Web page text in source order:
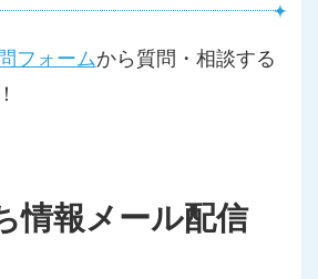
フォームから質問・相談する
情報メール配信